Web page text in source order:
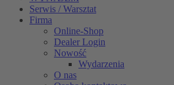
Serwis / Warsztat
Firma
Online-Shop
Dealer Login
Nowość
Wydarzenia
O nas